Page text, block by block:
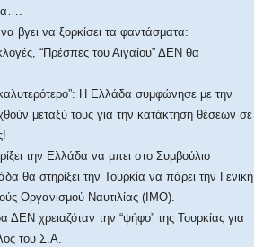
βγει να ξορκίσει τα φαντάσματα:
“Πρέσπες του Αιγαίου” ΔΕΝ θα
Η Ελλάδα συμφώνησε με την
μεταξύ τους για την κατάκτηση θέσεων σε
την Ελλάδα να μπει στο Συμβούλιο
θα στηρίξει την Τουρκία να πάρει την Γενική
Οργανισμού Ναυτιλίας (ΙΜΟ).
χρειαζόταν την “ψήφο” της Τουρκίας για
του Σ.Α.